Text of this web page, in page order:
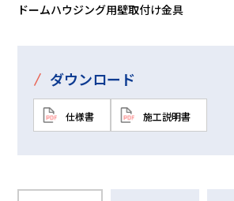
ドームハウジング用壁取付け金具
/ ダウンロード
仕様書 施工説明書